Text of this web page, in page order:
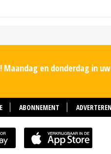
en donderdag in
ABONNEMENT ADVERTEREN